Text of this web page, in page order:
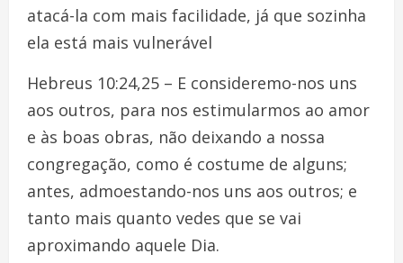
atacá-la com mais facilidade, já que sozinha
ela está mais vulnerável
Hebreus 10:24,25 – E consideremo-nos uns
aos outros, para nos estimularmos ao amor
e às boas obras, não deixando a nossa
congregação, como é costume de alguns;
antes, admoestando-nos uns aos outros; e
tanto mais quanto vedes que se vai
aproximando aquele Dia.